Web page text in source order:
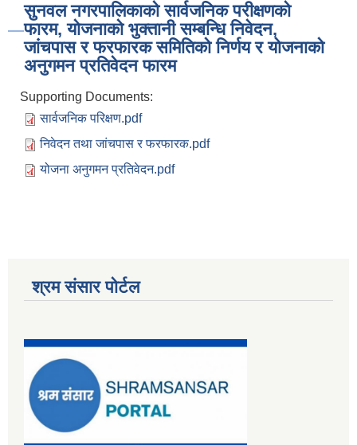
सुनवल नगरपालिकाको सार्वजनिक परीक्षणको
फारम, योजनाको भुक्तानी सम्बन्धि निवेदन,
जांचपास र फरफारक समितिको निर्णय र योजनाको
अनुगमन प्रतिवेदन फारम
Supporting Documents:
सार्वजनिक परिक्षण.pdf
निवेदन तथा जांचपास र फरफारक.pdf
योजना अनुगमन प्रतिवेदन.pdf
श्रम संसार पोर्टल